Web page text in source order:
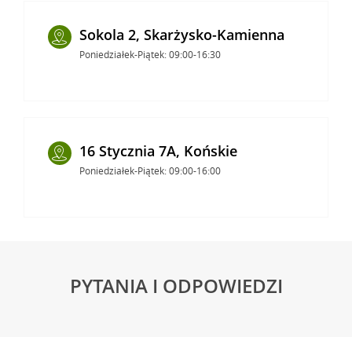
Sokola 2, Skarżysko-Kamienna
Poniedziałek-Piątek: 09:00-16:30
16 Stycznia 7A, Końskie
Poniedziałek-Piątek: 09:00-16:00
PYTANIA I ODPOWIEDZI